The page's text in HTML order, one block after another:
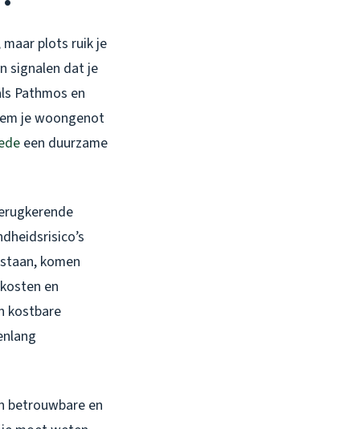
plots ruik je
signalen dat je
Pathmos en
je woongenot
een duurzame
komen
en
kostbare
betrouwbare en